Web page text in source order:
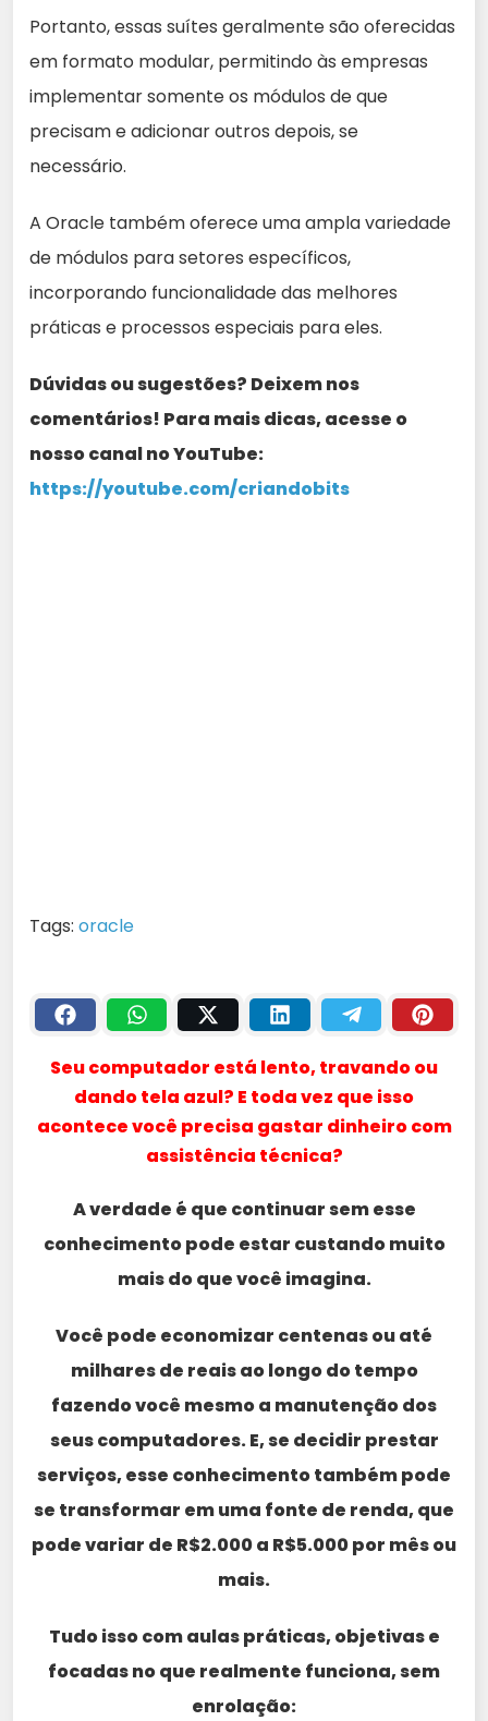
Portanto, essas suítes geralmente são oferecidas
em formato modular, permitindo às empresas
implementar somente os módulos de que
precisam e adicionar outros depois, se
necessário.
A Oracle também oferece uma ampla variedade
de módulos para setores específicos,
incorporando funcionalidade das melhores
práticas e processos especiais para eles.
Dúvidas ou sugestões? Deixem nos
comentários! Para mais dicas, acesse o
nosso canal no YouTube:
https://youtube.com/criandobits
Tags: oracle
Seu computador está lento, travando ou
dando tela azul? E toda vez que isso
acontece você precisa gastar dinheiro com
assistência técnica?
A verdade é que continuar sem esse
conhecimento pode estar custando muito
mais do que você imagina.
Você pode economizar centenas ou até
milhares de reais ao longo do tempo
fazendo você mesmo a manutenção dos
seus computadores. E, se decidir prestar
serviços, esse conhecimento também pode
se transformar em uma fonte de renda, que
pode variar de R$2.000 a R$5.000 por mês ou
mais.
Tudo isso com aulas práticas, objetivas e
focadas no que realmente funciona, sem
enrolação: